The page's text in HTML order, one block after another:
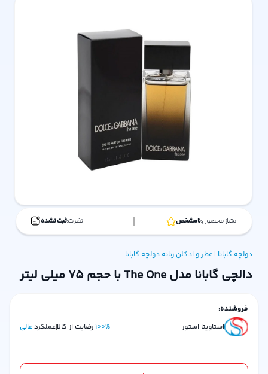
امتیاز محصول:نامشخص نظرات:ثبت نشده
دولچه گابانا | عطر و ادکلن زنانه دولچه گابانا
دالچی گابانا مدل The One با حجم 75 میلی لیتر
فروشنده:
استاویتا استور
100% رضایت از کالاعملکردعالی